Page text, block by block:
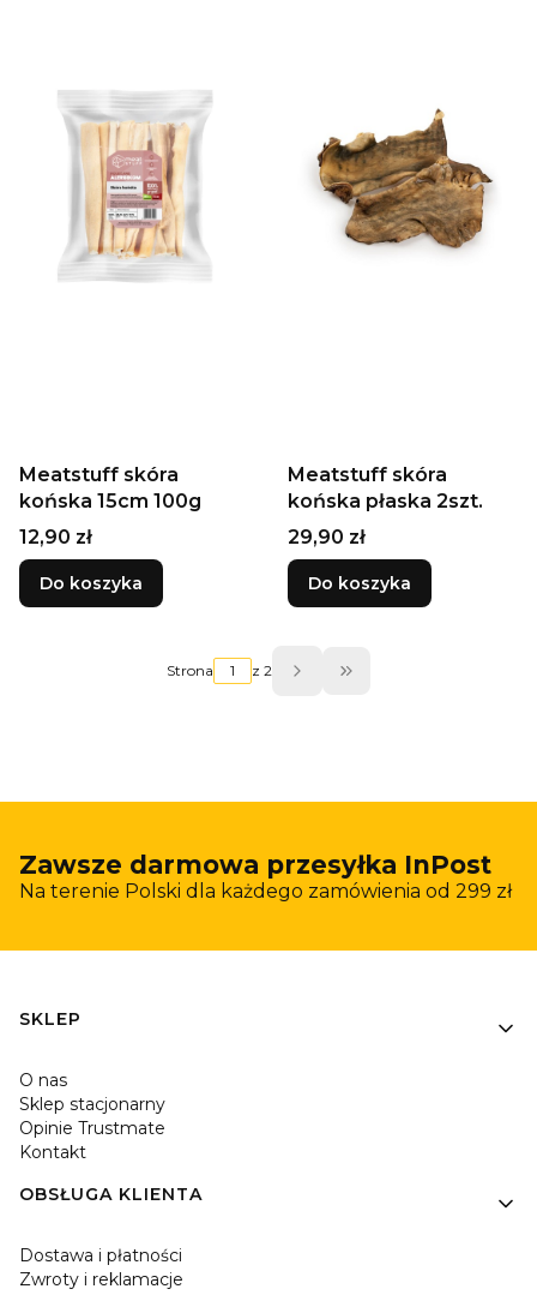
Meatstuff skóra
końska 15cm 100g
Cena
12,90 zł
Do koszyka
Meatstuff skóra
końska płaska 2szt.
Cena
29,90 zł
Do koszyka
Strona z 2 Przejdź do ostatniej
Zawsze darmowa przesyłka InPost
Na terenie Polski dla każdego zamówienia od 299 zł
Linki w stopce
SKLEP
O nas
Sklep stacjonarny
Opinie Trustmate
Kontakt
OBSŁUGA KLIENTA
Dostawa i płatności
Zwroty i reklamacje